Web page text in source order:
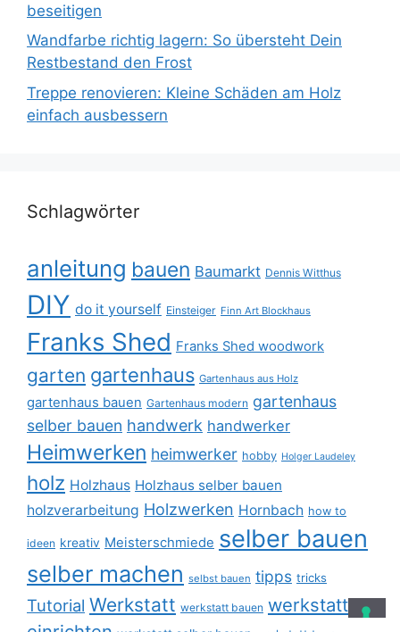
beseitigen
Wandfarbe richtig lagern: So übersteht Dein
Restbestand den Frost
Treppe renovieren: Kleine Schäden am Holz
einfach ausbessern
Schlagwörter
anleitung bauen Baumarkt Dennis Witthus
DIY do it yourself Einsteiger Finn Art Blockhaus
Franks Shed Franks Shed woodwork
garten gartenhaus Gartenhaus aus Holz
gartenhaus bauen Gartenhaus modern gartenhaus
selber bauen handwerk handwerker
Heimwerken heimwerker hobby Holger Laudeley
holz Holzhaus Holzhaus selber bauen
holzverarbeitung Holzwerken Hornbach how to
ideen kreativ Meisterschmiede selber bauen
selber machen selbst bauen tipps tricks
Tutorial Werkstatt werkstatt bauen werkstatt